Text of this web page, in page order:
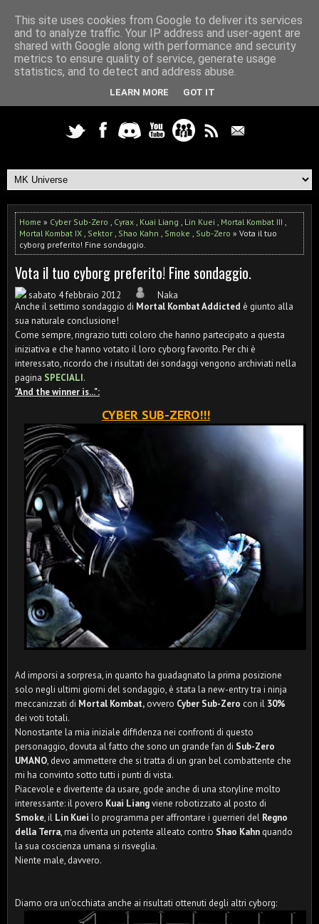
Home » Cyber Sub-Zero , Cyrax , Kuai Liang , Lin Kuei , Mortal Kombat III ,
Mortal Kombat IX , Sektor , Shao Kahn , Smoke , Sub-Zero » Vota il tuo
cyborg preferito! Fine sondaggio.
Vota il tuo cyborg preferito! Fine sondaggio.
sabato 4 febbraio 2012
Naka
Anche il settimo sondaggio di Mortal Kombat Addicted è giunto alla
sua naturale conclusione!
Come sempre, ringrazio tutti coloro che hanno partecipato a questa
iniziativa e che hanno votato il loro cyborg favorito. Per chi è
interessato, ricordo che i risultati dei sondaggi vengono archiviati nella
pagina SPECIALI.
"And the winner is...":
CYBER SUB-ZERO!!!
Ad imporsi a sorpresa, in quanto ha guadagnato la prima posizione
solo negli ultimi giorni del sondaggio, è stata la new-entry tra i ninja
meccanizzati di Mortal Kombat, ovvero Cyber Sub-Zero con il 30%
dei voti totali.
Nonostante la mia iniziale diffidenza nei confronti di questo
personaggio, dovuta al fatto che sono un grande fan di Sub-Zero
UMANO, devo ammettere che si tratta di un gran bel combattente che
mi ha convinto sotto tutti i punti di vista.
Piacevole e divertente da usare, gode anche di una storyline molto
interessante: il povero Kuai Liangviene robotizzato al posto di
Smoke, il Lin Kuei lo programma per affrontare i guerrieri del Regno
della Terra, ma diventa un potente alleato contro Shao Kahn quando
la sua coscienza umana si risveglia.
Niente male, davvero.
Diamo ora un'occhiata anche ai risultati ottenuti degli altri cyborg:
This site uses cookies from Google to deliver its services
and to analyze traffic. Your IP address and user-agent are
shared with Google along with performance and security
metrics to ensure quality of service, generate usage
statistics, and to detect and address abuse.
LEARN MORE GOT IT